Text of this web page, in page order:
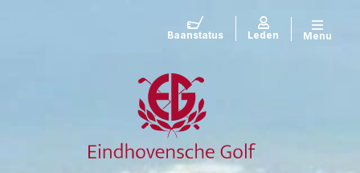
Baanstatus Leden Menu